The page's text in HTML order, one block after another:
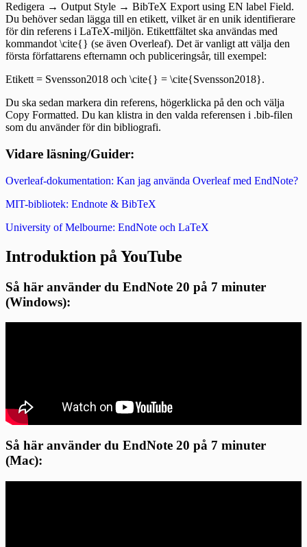
Redigera → Output Style → BibTeX Export using EN label Field.
Du behöver sedan lägga till en etikett, vilket är en unik identifierare
för din referens i LaTeX-miljön. Etikettfältet ska användas med
kommandot \cite{} (se även Overleaf). Det är vanligt att välja den
första författarens efternamn och publiceringsår, till exempel:
Etikett = Svensson2018 och \cite{} = \cite{Svensson2018}.
Du ska sedan markera din referens, högerklicka på den och välja
Copy Formatted. Du kan klistra in den valda referensen i .bib-filen
som du använder för din bibliografi.
Vidare läsning/Guider:
Overleaf-dokumentation: Kan jag använda Overleaf med EndNote?
MIT-bibliotek: Endnote & BibTeX
University of Melbourne: EndNote och LaTeX
Introduktion på YouTube
Så här använder du EndNote 20 på 7 minuter
(Windows):
Så här använder du EndNote 20 på 7 minuter
(Mac):